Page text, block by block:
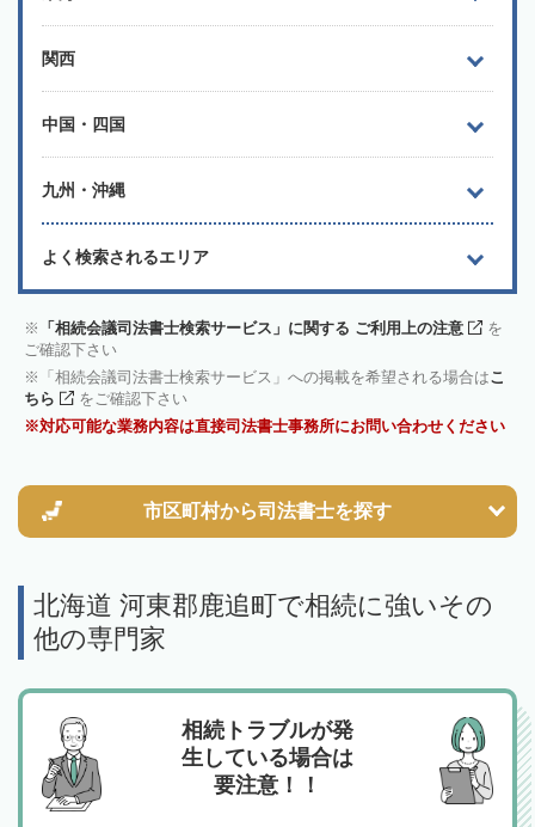
関西
中国・四国
九州・沖縄
よく検索されるエリア
「相続会議司法書士検索サービス」に関する ご利用上の注意
を
ご確認下さい
「相続会議司法書士検索サービス」への掲載を希望される場合はこ
ちら
をご確認下さい
対応可能な業務内容は直接司法書士事務所にお問い合わせください
市区町村から司法書士を探す
北海道 河東郡鹿追町で相続に強いその
他の専門家
相続トラブルが発
生している場合は
要注意！！